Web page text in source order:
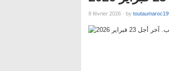
8 février 2026 · by